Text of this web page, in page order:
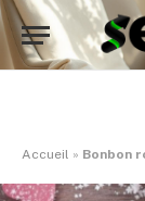
Accueil » Bonbon